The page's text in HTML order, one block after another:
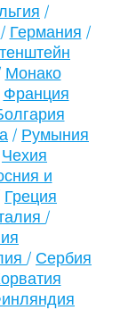
/
/ Германия /
Монако
Франция
/ Румыния
Чехия
и
Греция
/
/ Сербия